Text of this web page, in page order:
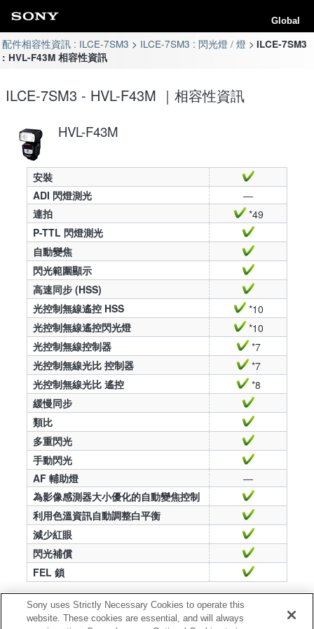
Global
配件相容性資訊 : ILCE-7SM3 ILCE-7SM3 : 閃光燈 / 燈
ILCE-7SM3
: HVL-F43M 相容性資訊
ILCE-7SM3 - HVL-F43M ｜相容性資訊
HVL-F43M
安裝
ADI 閃燈測光
—
連拍
*49
P-TTL 閃燈測光
自動變焦
閃光範圍顯示
高速同步 (HSS)
光控制無線遙控 HSS
*10
光控制無線遙控閃光燈
*10
光控制無線控制器
*7
光控制無線光比 控制器
*7
光控制無線光比 遙控
*8
緩慢同步
類比
多重閃光
手動閃光
AF 輔助燈
—
為影像感測器大小優化的自動變焦控制
利用色溫資訊自動調整白平衡
減少紅眼
閃光補償
FEL 鎖
*7 需要獨立的無線遙控閃光燈。
*8 需要獨立的無線控制器 (例如 HVL-F43AM、HVL-
Sony uses Strictly Necessary Cookies to operate this
website. These cookies are essential, and will always